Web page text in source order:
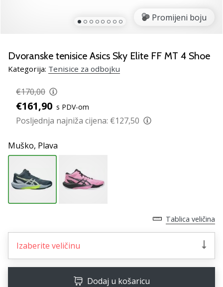
odbojku!
Pogledajte
naš
odaberite
obuću,
odjeću
opremu
najboljih
marki
na
tržištu.
1 min. čitanja
Postani
ambasadorom
Promijeni boju
Dvoranske tenisice Asics Sky Elite FF MT 4 Shoe
Kategorija: Tenisice za odbojku
€170,00
€161,90 s PDV-om
Posljednja najniža cijena: €127,50
Muško, Plava
Tablica veličina
Izaberite veličinu
Dodaj u košaricu